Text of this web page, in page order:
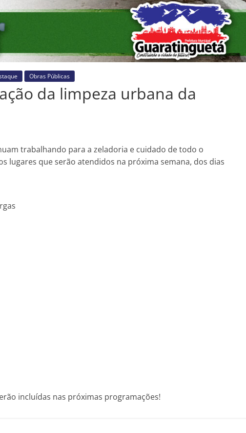
Obras Públicas
da limpeza urbana da
trabalhando para a zeladoria e cuidado de todo o
lugares que serão atendidos na próxima semana, dos dias
incluídas nas próximas programações!